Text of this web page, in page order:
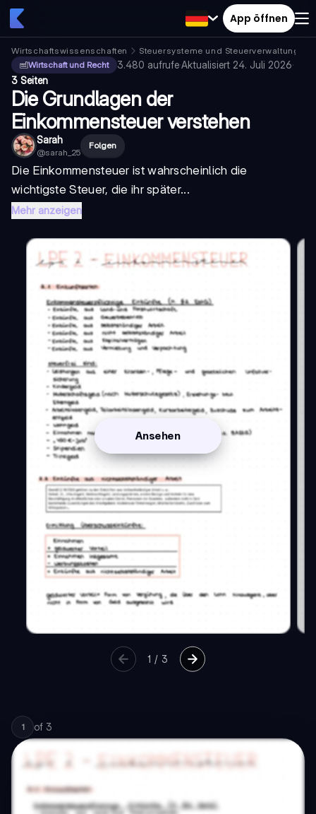
App öffnen
Wirtschaftswissenschaften Steuersysteme und Steuerverwaltung
Wirtschaft und Recht
3.480 aufrufe·Aktualisiert 24. Juli 2026·
3 Seiten
Die Grundlagen der
Einkommensteuer verstehen
Sarah
@sarah_25
Folgen
Die Einkommensteuer ist wahrscheinlich die
wichtigste Steuer, die ihr später...
Mehr anzeigen
Ansehen
1 / 3
1 of 3